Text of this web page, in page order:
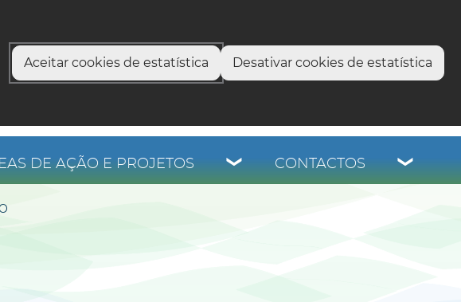
Aceitar cookies de estatística Desativar cookies de estatística
DE AÇÃO E PROJETOS CONTACTOS